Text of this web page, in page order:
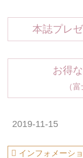
本誌プレ
お得
（富
2019-11-15
インフォメーシ